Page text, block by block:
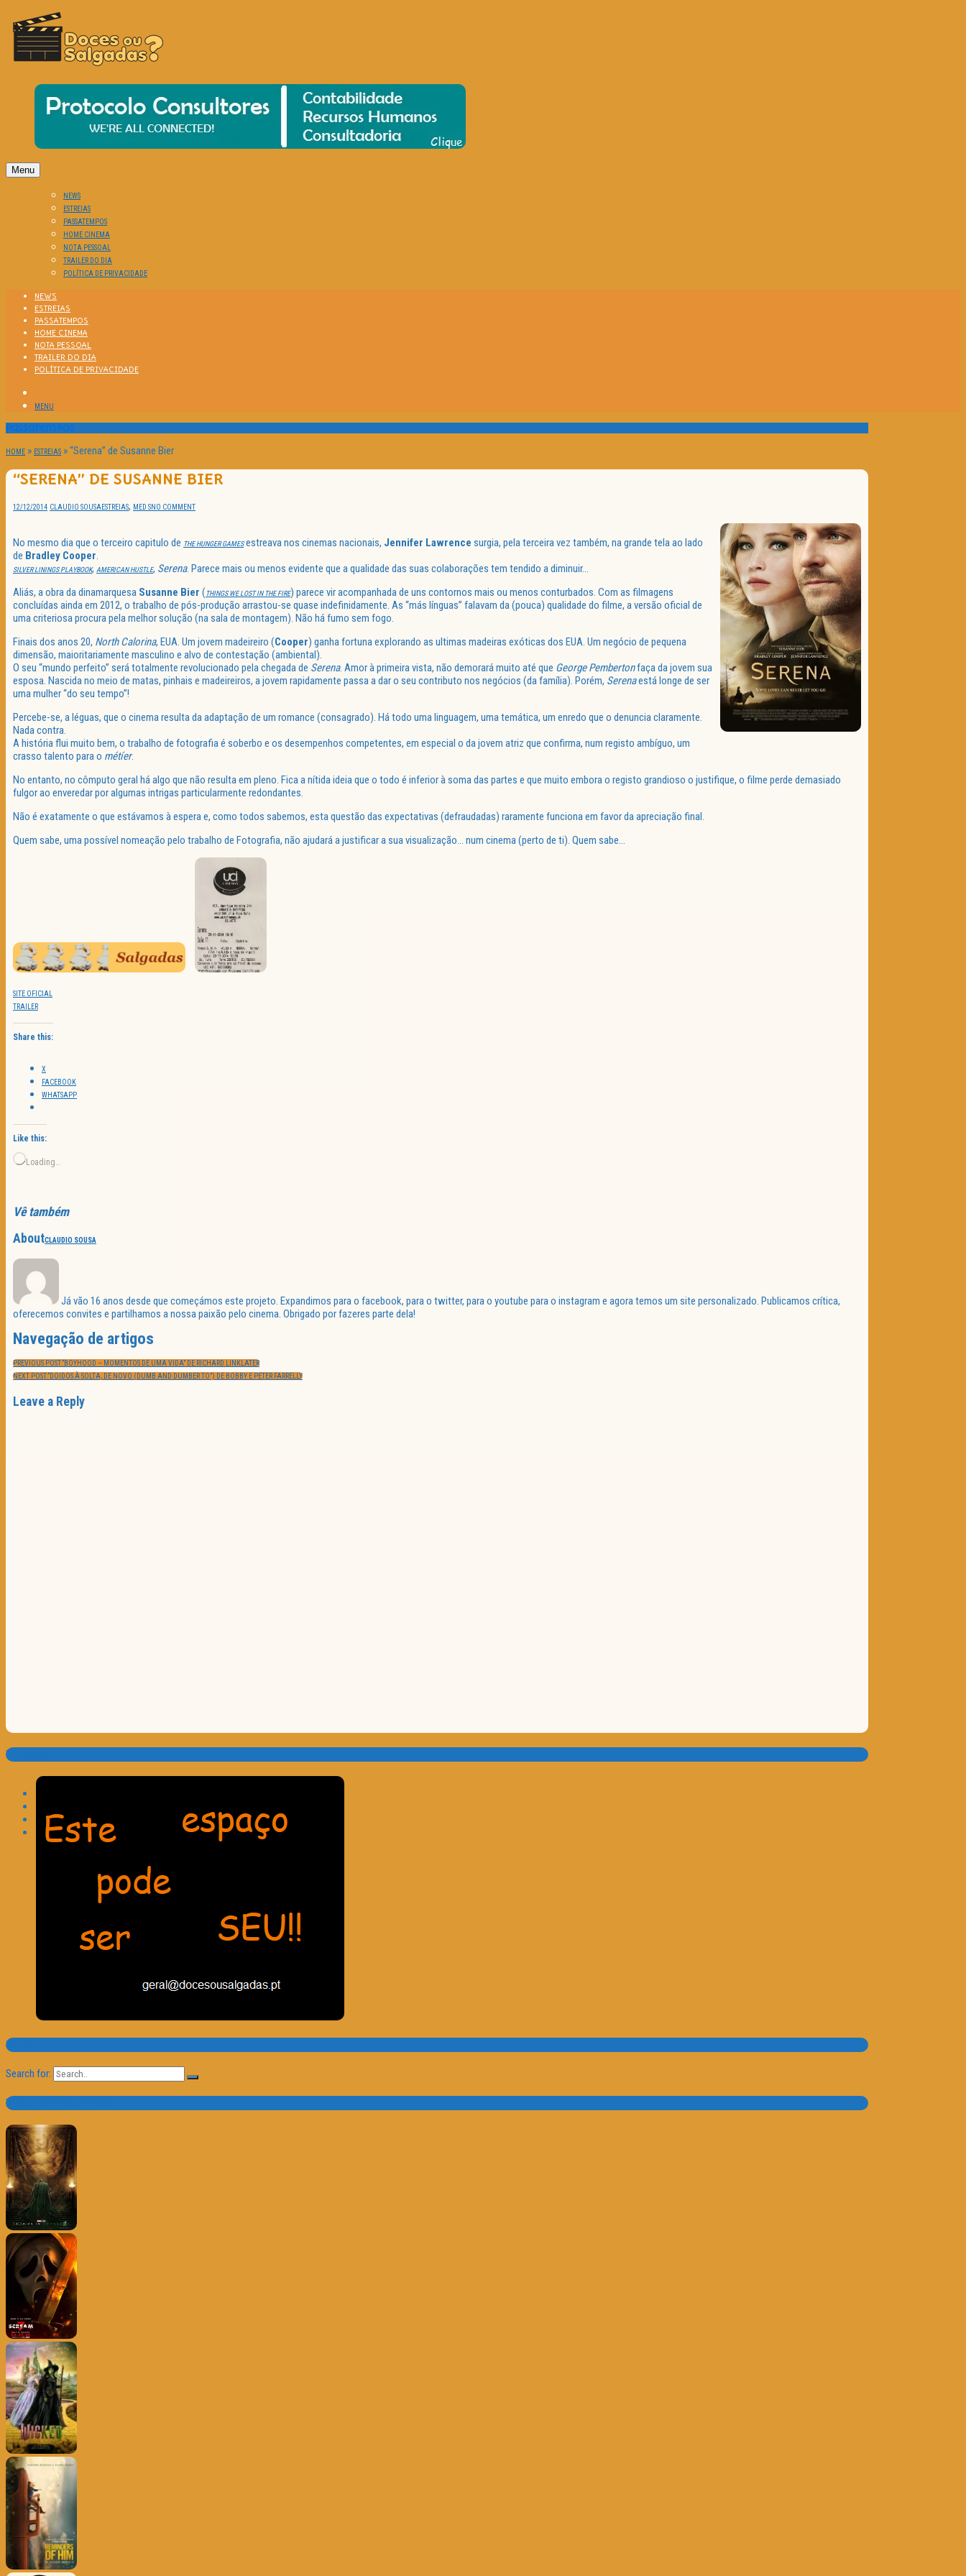
DOCES OU SALGADAS?
O Cinema? Uma Paixão!!
Menu
NEWS
ESTREIAS
PASSATEMPOS
HOME CINEMA
NOTA PESSOAL
TRAILER DO DIA
POLÍTICA DE PRIVACIDADE
NEWS
ESTREIAS
PASSATEMPOS
HOME CINEMA
NOTA PESSOAL
TRAILER DO DIA
POLÍTICA DE PRIVACIDADE
MENU
Passatempos
HOME » ESTREIAS »“Serena” de Susanne Bier
“SERENA” DE SUSANNE BIER
12/12/2014 CLAUDIO SOUSAESTREIAS, MED SNO COMMENT
No mesmo dia que o terceiro capitulo de THE HUNGER GAMESestreava nos cinemas nacionais, Jennifer Lawrence surgia, pela terceira vez também, na grande tela ao lado
de Bradley Cooper.
SILVER LININGS PLAYBOOK, AMERICAN HUSTLE, Serena. Parece mais ou menos evidente que a qualidade das suas colaborações tem tendido a diminuir…
Aliás, a obra da dinamarquesa Susanne Bier ( THINGS WE LOST IN THE FIRE) parece vir acompanhada de uns contornos mais ou menos conturbados. Com as filmagens
concluídas ainda em 2012, o trabalho de pós-produção arrastou-se quase indefinidamente. As “más línguas” falavam da (pouca) qualidade do filme, a versão oficial de
uma criteriosa procura pela melhor solução (na sala de montagem). Não há fumo sem fogo.
Finais dos anos 20, North Calorina, EUA. Um jovem madeireiro (Cooper) ganha fortuna explorando as ultimas madeiras exóticas dos EUA. Um negócio de pequena
dimensão, maioritariamente masculino e alvo de contestação (ambiental).
O seu “mundo perfeito” será totalmente revolucionado pela chegada de Serena. Amor à primeira vista, não demorará muito até que George Pembertonfaça da jovem sua
esposa. Nascida no meio de matas, pinhais e madeireiros, a jovem rapidamente passa a dar o seu contributo nos negócios (da família). Porém, Serenaestá longe de ser
uma mulher “do seu tempo”!
Percebe-se, a léguas, que o cinema resulta da adaptação de um romance (consagrado). Há todo uma linguagem, uma temática, um enredo que o denuncia claramente.
Nada contra.
A história flui muito bem, o trabalho de fotografia é soberbo e os desempenhos competentes, em especial o da jovem atriz que confirma, num registo ambíguo, um
crasso talento para o métíer.
No entanto, no cômputo geral há algo que não resulta em pleno. Fica a nítida ideia que o todo é inferior à soma das partes e que muito embora o registo grandioso o justifique, o filme perde demasiado
fulgor ao enveredar por algumas intrigas particularmente redondantes.
Não é exatamente o que estávamos à espera e, como todos sabemos, esta questão das expectativas (defraudadas) raramente funciona em favor da apreciação final.
Quem sabe, uma possível nomeação pelo trabalho de Fotografia, não ajudará a justificar a sua visualização… num cinema (perto de ti). Quem sabe…
SITE OFICIAL
TRAILER
Share this:
X
FACEBOOK
WHATSAPP
Like this:
Loading…
Vê também
AboutCLAUDIO SOUSA
Já vão 16 anos desde que começámos este projeto. Expandimos para o facebook, para o twitter, para o youtube para o instagram e agora temos um site personalizado. Publicamos crítica,
oferecemos convites e partilhamos a nossa paixão pelo cinema. Obrigado por fazeres parte dela!
Navegação de artigos
PREVIOUS POST:“BOYHOOD – MOMENTOS DE UMA VIDA” DE RICHARD LINKLATER
NEXT POST:“DOIDOS À SOLTA, DE NOVO (DUMB AND DUMBER TO”) DE BOBBY E PETER FARRELLY
Leave a Reply
Translate:
Pesquisa
Search for:
Trailer e Poster do Dia